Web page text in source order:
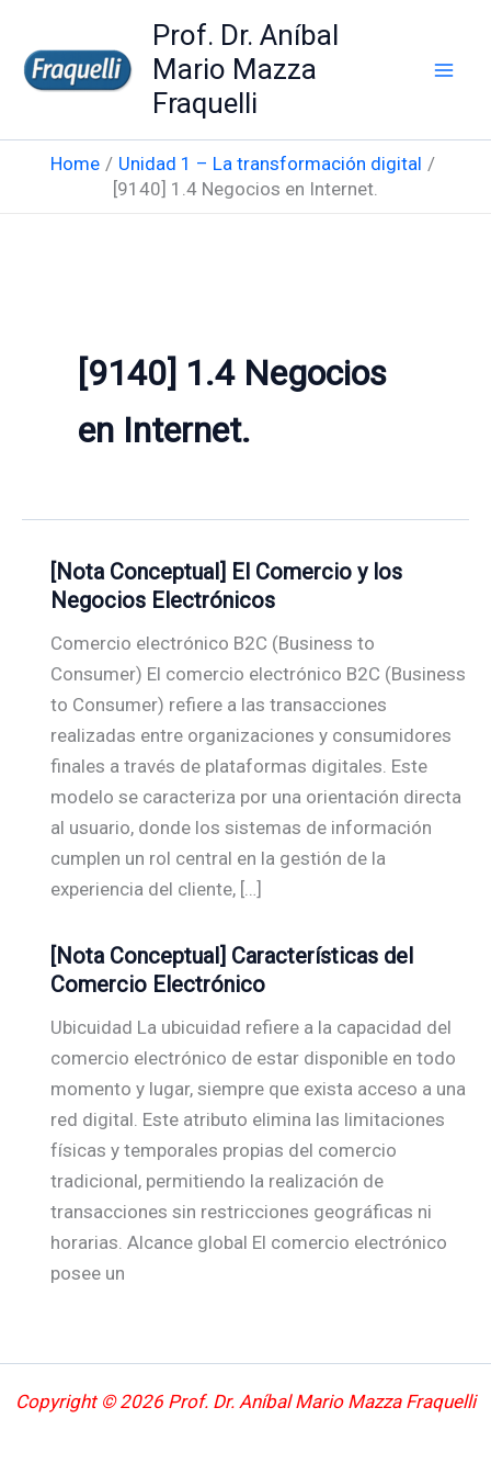
content
Prof. Dr. Aníbal
Mario Mazza
Fraquelli
Home
Unidad 1 – La transformación digital
[9140] 1.4 Negocios en Internet.
[9140] 1.4 Negocios
en Internet.
[Nota Conceptual] El Comercio y los
Negocios Electrónicos
Comercio electrónico B2C (Business to
Consumer) El comercio electrónico B2C (Business
to Consumer) refiere a las transacciones
realizadas entre organizaciones y consumidores
finales a través de plataformas digitales. Este
modelo se caracteriza por una orientación directa
al usuario, donde los sistemas de información
cumplen un rol central en la gestión de la
experiencia del cliente, […]
[Nota Conceptual] Características del
Comercio Electrónico
Ubicuidad La ubicuidad refiere a la capacidad del
comercio electrónico de estar disponible en todo
momento y lugar, siempre que exista acceso a una
red digital. Este atributo elimina las limitaciones
físicas y temporales propias del comercio
tradicional, permitiendo la realización de
transacciones sin restricciones geográficas ni
horarias. Alcance global El comercio electrónico
posee un
Copyright © 2026 Prof. Dr. Aníbal Mario Mazza Fraquelli